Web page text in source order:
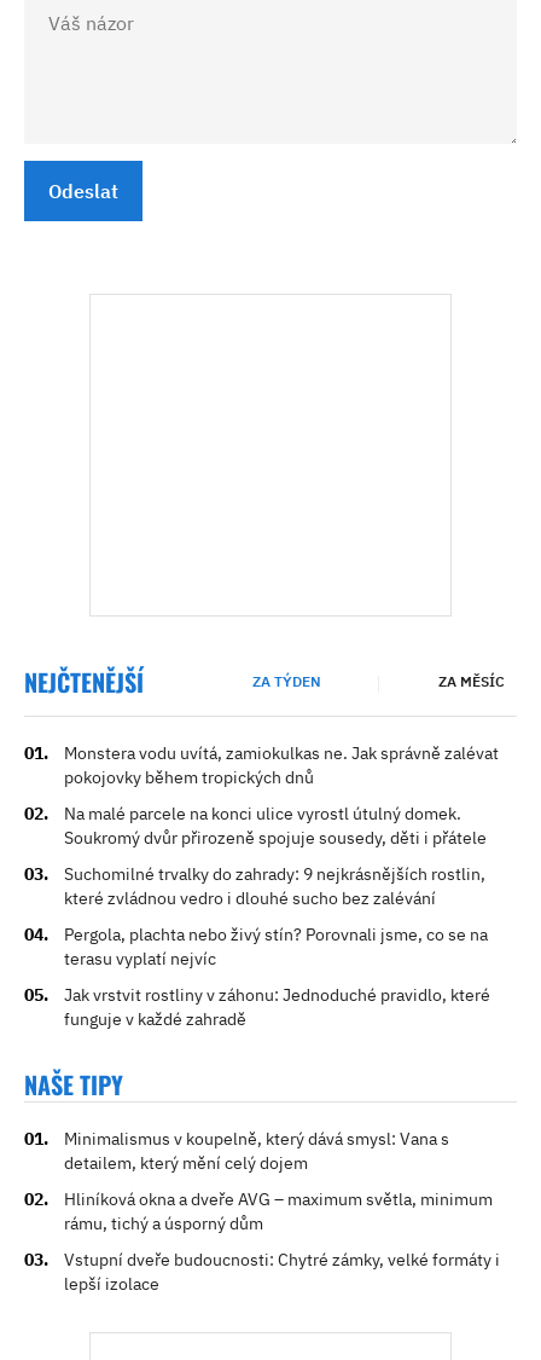
Odeslat
NEJČTENĚJŠÍ ZA TÝDEN ZA MĚSÍC
Monstera vodu uvítá, zamiokulkas ne. Jak správně zalévat
pokojovky během tropických dnů
Na malé parcele na konci ulice vyrostl útulný domek.
Soukromý dvůr přirozeně spojuje sousedy, děti i přátele
Suchomilné trvalky do zahrady: 9 nejkrásnějších rostlin,
které zvládnou vedro i dlouhé sucho bez zalévání
Pergola, plachta nebo živý stín? Porovnali jsme, co se na
terasu vyplatí nejvíc
Jak vrstvit rostliny v záhonu: Jednoduché pravidlo, které
funguje v každé zahradě
NAŠE TIPY
Minimalismus v koupelně, který dává smysl: Vana s
detailem, který mění celý dojem
Hliníková okna a dveře AVG – maximum světla, minimum
rámu, tichý a úsporný dům
Vstupní dveře budoucnosti: Chytré zámky, velké formáty i
lepší izolace